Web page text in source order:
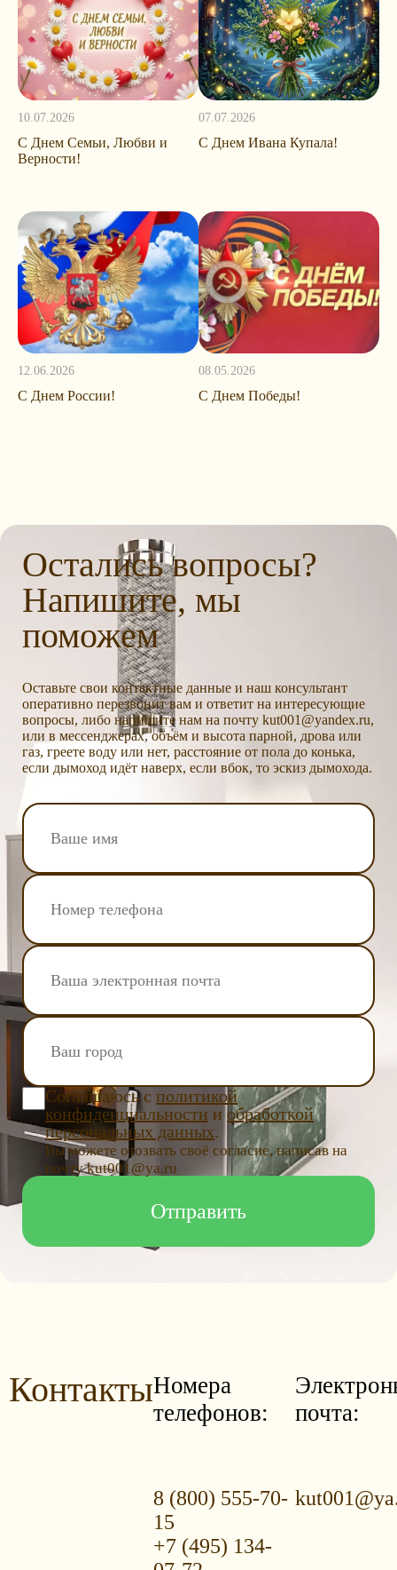
10.07.2026
С Днем Семьи, Любви и
Верности!
07.07.2026
С Днем Ивана Купала!
12.06.2026
С Днем России!
08.05.2026
С Днем Победы!
Остались вопросы?
Напишите, мы
поможем
Оставьте свои контактные данные и наш консультант
оперативно перезвонит вам и ответит на интересующие
вопросы, либо напишите нам на почту kut001@yandex.ru,
или в мессенджерах, объём и высота парной, дрова или
газ, греете воду или нет, расстояние от пола до конька,
если дымоход идёт наверх, если вбок, то эскиз дымохода.
Соглашаюсь с политикой
конфиденциальности и обработкой
персональных данных.
Вы можете отозвать своё согласие, написав на
почту kut001@ya.ru
КонтактыНомера
телефонов:
8 (800) 555-70-
15
+7 (495) 134-
почта: